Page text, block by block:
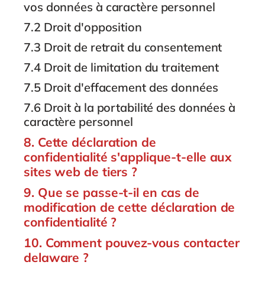
vos données à caractère personnel
7.2 Droit d'opposition
7.3 Droit de retrait du consentement
7.4 Droit de limitation du traitement
7.5 Droit d'effacement des données
7.6 Droit à la portabilité des données à
caractère personnel
8. Cette déclaration de
confidentialité s'applique-t-elle aux
sites web de tiers ?
9. Que se passe-t-il en cas de
modification de cette déclaration de
confidentialité ?
10. Comment pouvez-vous contacter
delaware ?